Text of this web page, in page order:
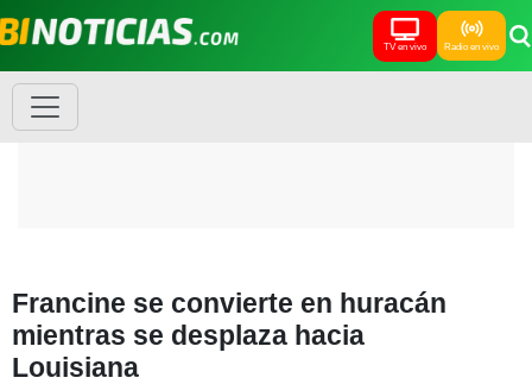
TV en vivo Radio en vivo
Francine se convierte en huracán
mientras se desplaza hacia
Louisiana